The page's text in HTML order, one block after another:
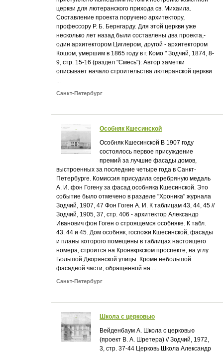
церкви для лютеранского прихода св. Михаила.
Составление проекта поручено архитектору,
профессору Р. Б. Бернгарду. Для этой церкви уже
несколько лет назад были составлены два проекта,-
один архитектором Циглером, другой - архитектором
Кошом, умершим в 1865 году в г. Комо " Зодчий, 1874, 8-
9, стр. 15-16 (раздел "Смесь"): Автор заметки
описывает начало строительства лютеранской церкви
...
Санкт-Петербург
Особняк Кшесинской
Особняк Кшесинской В 1907 году
состоялось первое присуждение
премий за лучшие фасады домов,
выстроенных за последние четыре года в Санкт-
Петербурге. Комиссия присудила серебряную медаль
А. И. фон Гогену за фасад особняка Кшесинской. Это
событие было отмечено в разделе "Хроника" журнала
Зодчий, 1907, 47 Фон Гоген А. И. К таблицам 43, 44, 45 //
Зодчий, 1905, 37, стр. 406 - архитектор Александр
Иванович фон Гоген о строящемся особняке. К табл.
43. 44 и 45. Дом особняк, госпожи Кшесинской, фасады
и планы которого помещены в таблицах настоящего
номера, строится на Кронвкркском проспекте, на углу
Большой Дворянской улицы. Кроме небольшой
фасадной части, обращенной на ...
Санкт-Петербург
Школа с церковью
Вейденбаум А. Школа с церковью
(проект В. А. Шретера) // Зодчий, 1972,
3, стр. 37-44 Церковь Школа Александр